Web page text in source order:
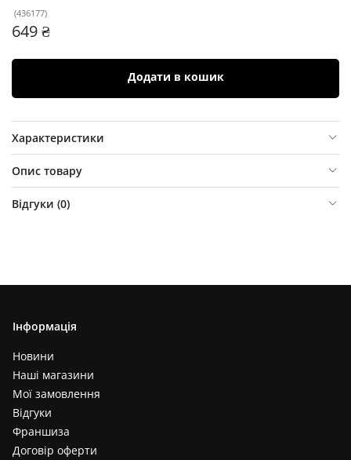
(436177)
649 ₴
Додати в кошик
Характеристики
Опис товару
Відгуки (0)
Інформація
Новини
Наші магазини
Мої замовлення
Відгуки
Франшиза
Договір оферти